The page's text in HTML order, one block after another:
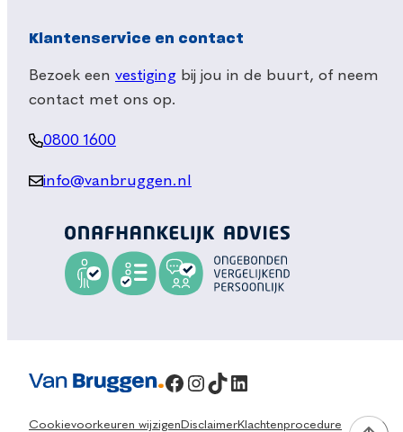
Klantenservice en contact
Bezoek een vestiging bij jou in de buurt, of neem
contact met ons op.
0800 1600
info@vanbruggen.nl
Facebook
Instagram
TikTok
LinkedIn
Cookievoorkeuren wijzigen DisclaimerKlachtenprocedure